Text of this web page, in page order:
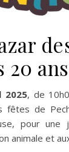
20
2025, de
fêtes de
pour une
animale et